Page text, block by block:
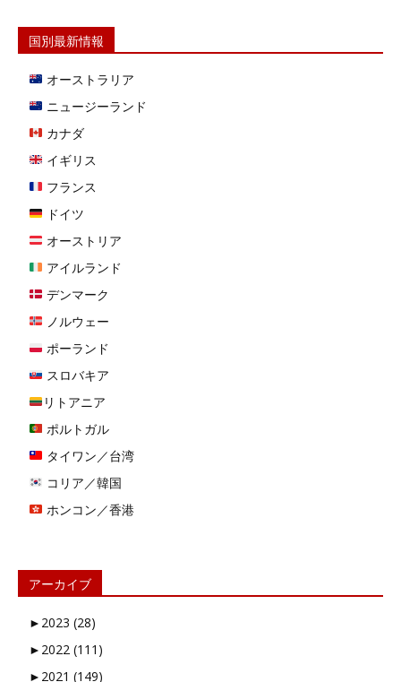
国別最新情報
オーストラリア
ニュージーランド
カナダ
イギリス
フランス
ドイツ
オーストリア
アイルランド
デンマーク
ノルウェー
ポーランド
スロバキア
リトアニア
ポルトガル
タイワン／台湾
コリア／韓国
ホンコン／香港
アーカイブ
► 2023 (28)
► 2022 (111)
► 2021 (149)